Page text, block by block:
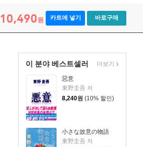
10,490원 카트에 넣기 바로구매
이 분야 베스트셀러
惡意
東野圭吾 저
8,240원 (10% 할인)
小さな故意の物語
東野圭吾 저
더보기